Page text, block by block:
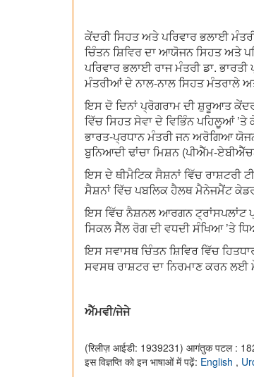
ਕੇਂਦਰੀ ਸਿਹਤ ਅਤੇ ਪਰਿਵਾਰ ਭਲਾਈ
ਚਿੰਤਨ ਸ਼ਿਵਿਰ ਦਾ ਆਯੋਜਨ ਸਿਹਤ ਅਤੇ
ਪਰਿਵਾਰ ਭਲਾਈ ਰਾਜ ਮੰਤਰੀ ਡਾ.
ਮੰਤਰੀਆਂ ਦੇ ਨਾਲ-ਨਾਲ ਸਿਹਤ ਮੰਤਰਾਲੇ
ਇਸ ਦੋ ਦਿਨਾਂ ਪ੍ਰੋਗਰਾਮ ਦੀ ਸ਼ੁਰੂਆਤ
ਵਿੱਚ ਸਿਹਤ ਸੇਵਾ ਦੇ ਵਿਭਿੰਨ ਪਹਿਲੂਆਂ
ਭਾਰਤ-ਪ੍ਰਧਾਨ ਮੰਤਰੀ ਜਨ ਅਰੋਗਿਆ
ਬੁਨਿਆਦੀ ਢਾਂਚਾ ਮਿਸ਼ਨ (ਪੀਐੱਮ-
ਇਸ ਦੇ ਥੀਮੈਟਿਕ ਸੈਸ਼ਨਾਂ ਵਿੱਚ ਰਾਸ਼ਟਰੀ
ਸੈਸ਼ਨਾਂ ਵਿੱਚ ਪਬਲਿਕ ਹੈਲਥ ਮੈਨੇਜਮੈਂਟ
ਇਸ ਵਿੱਚ ਨੈਸ਼ਨਲ ਆਰਗਨ ਟ੍ਰਾਂਸਪਲਾਂਟ
ਸਿਕਲ ਸੈੱਲ ਰੋਗ ਦੀ ਵਧਦੀ ਸੰਖਿਆ ’ਤੇ
ਇਸ ਸਵਾਸਥ ਚਿੰਤਨ ਸ਼ਿਵਿਰ ਵਿੱਚ
ਸਵਸਥ ਰਾਸ਼ਟਰ ਦਾ ਨਿਰਮਾਣ ਕਰਨ ਲਈ
ਐੱਮਵੀ/ਜੇਜੇ
(रिलीज़ आईडी: 1939231) आगंतुक पटल :
इस विज्ञप्ति को इन भाषाओं में पढ़ें: English ,